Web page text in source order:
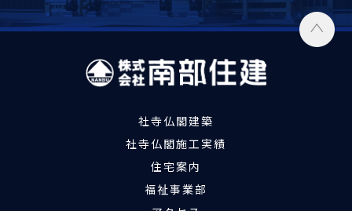
社寺仏閣建築
社寺仏閣施工実績
住宅案内
福祉事業部